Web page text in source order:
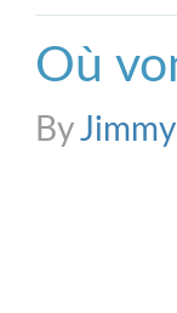
Où
ByJimmy